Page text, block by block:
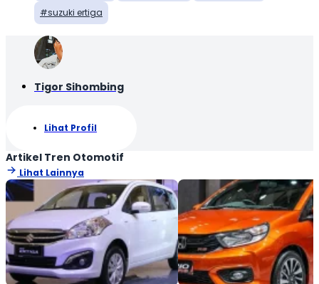
suzuki ertiga
Tigor Sihombing
Lihat Profil
Artikel Tren Otomotif
Lihat Lainnya